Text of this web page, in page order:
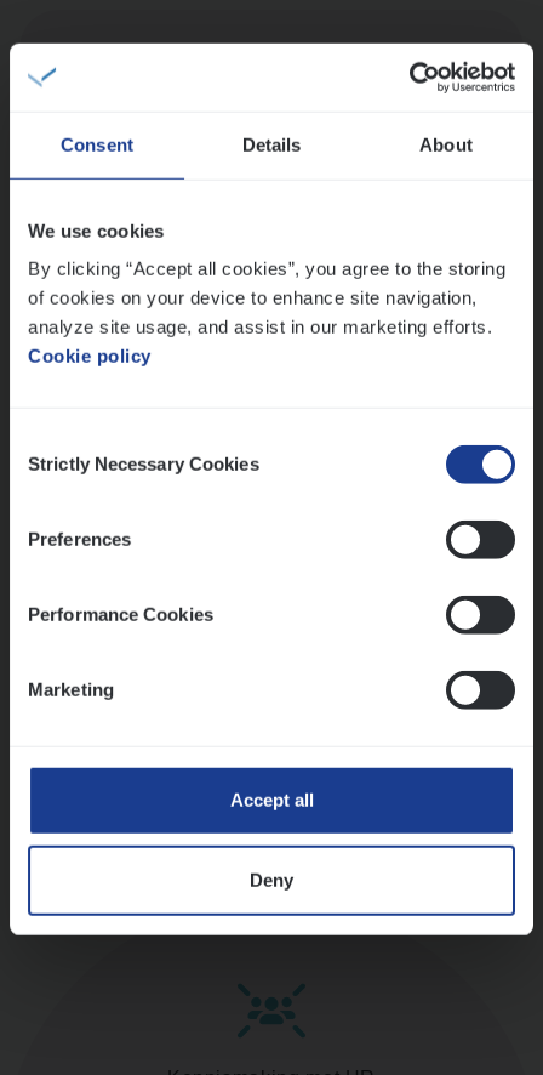
Consent Details About
We use cookies
By clicking “Accept all cookies”, you agree to the storing
of cookies on your device to enhance site navigation,
analyze site usage, and assist in our marketing efforts.
Cookie policy
Selection
Strictly Necessary Cookies
Preferences
Performance Cookies
Marketing
Accept all
Deny
Dos­sier­be­heer­der Onder­ne­min­gen Van­b­
re­da Huys­mans — Mechelen
Dos­sier­be­heer­der Gewaar­borgd Inkomen
Insurance Operations
Antwerpen
Lees onze verhalen
Meer dan collega’s: hoe Julie en Aurélie elkaar
versterken
humor
werk
Ons sollicitatieproces